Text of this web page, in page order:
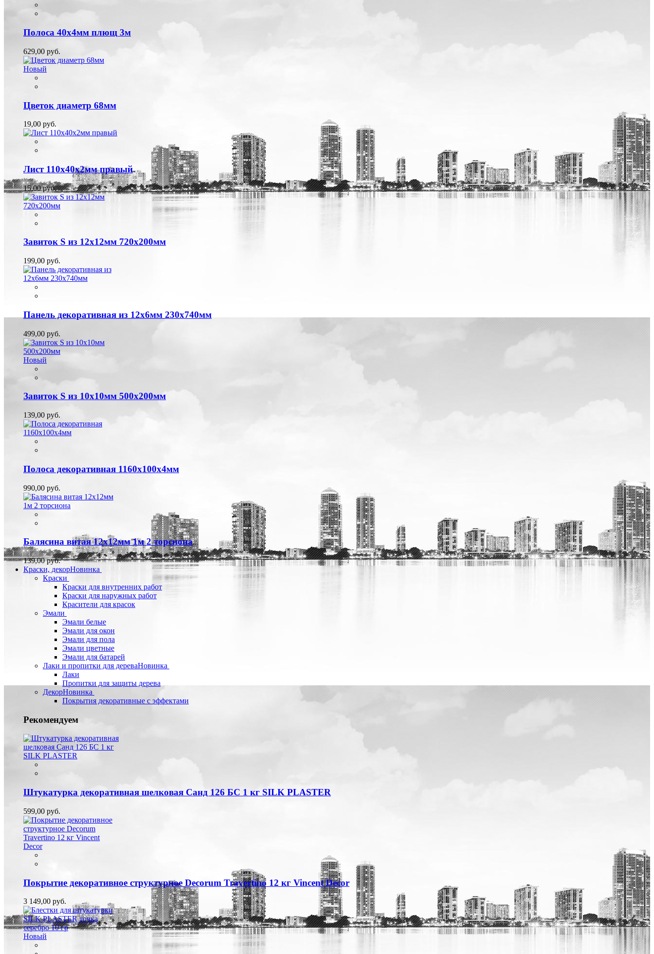
Полоса 40х4мм плющ 3м
629,00 руб.
Новый
Цветок диаметр 68мм
19,00 руб.
Лист 110х40х2мм правый
15,00 руб.
Завиток S из 12х12мм 720х200мм
199,00 руб.
Панель декоративная из 12х6мм 230х740мм
499,00 руб.
Новый
Завиток S из 10х10мм 500х200мм
139,00 руб.
Полоса декоративная 1160х100х4мм
990,00 руб.
Балясина витая 12х12мм 1м 2 торсиона
139,00 руб.
Краски, декорНовинка
Краски
Краски для внутренних работ
Краски для наружных работ
Красители для красок
Эмали
Эмали белые
Эмали для окон
Эмали для пола
Эмали цветные
Эмали для батарей
Лаки и пропитки для дереваНовинка
Лаки
Пропитки для защиты дерева
ДекорНовинка
Покрытия декоративные с эффектами
Рекомендуем
Штукатурка декоративная шелковая Санд 126 БС 1 кг SILK PLASTER
599,00 руб.
Покрытие декоративное структурное Decorum Travertino 12 кг Vincent Decor
3 149,00 руб.
Новый